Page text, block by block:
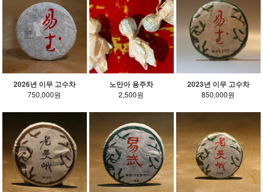
2026년 이무 고수차
750,000원
노만아 용주차
2,500원
2023년 이무 고수차
850,000원